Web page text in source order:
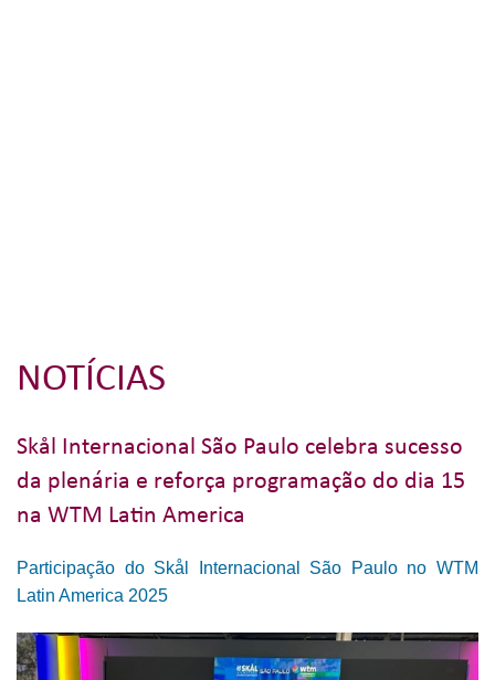
NOTÍCIAS
Skål Internacional São Paulo celebra sucesso
da plenária e reforça programação do dia 15
na WTM Latin America
Participação do Skål Internacional São Paulo no WTM
Latin America 2025